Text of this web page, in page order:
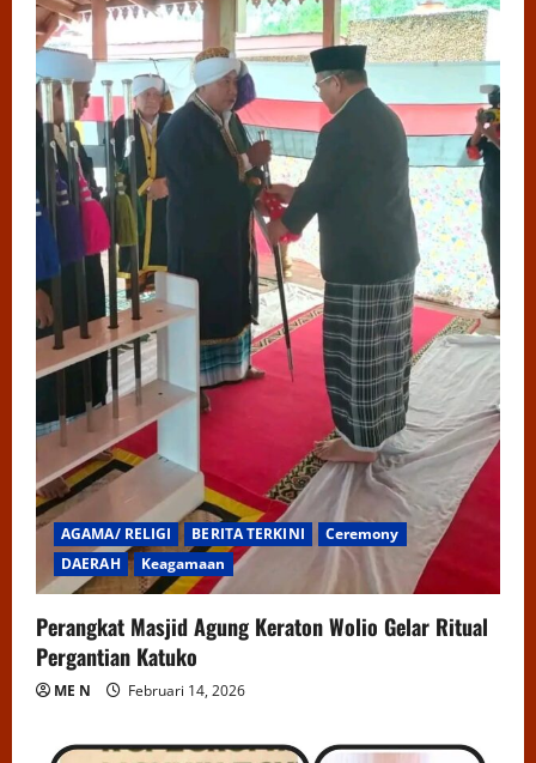
AGAMA/ RELIGI BERITA TERKINI
Ceremony
DAERAH
Keagamaan
Perangkat Masjid Agung Keraton Wolio Gelar Ritual
Pergantian Katuko
ME N Februari 14, 2026